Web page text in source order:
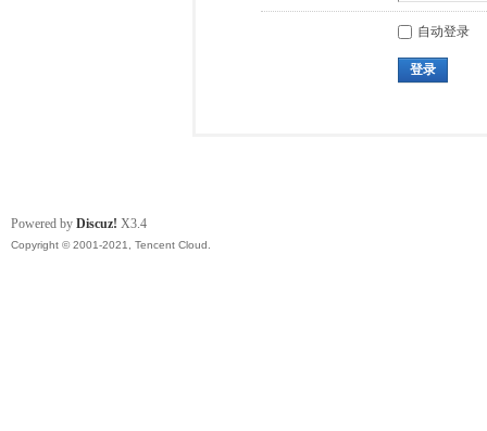
自动登录
登录
Powered by Discuz! X3.4
Copyright © 2001-2021, Tencent Cloud.